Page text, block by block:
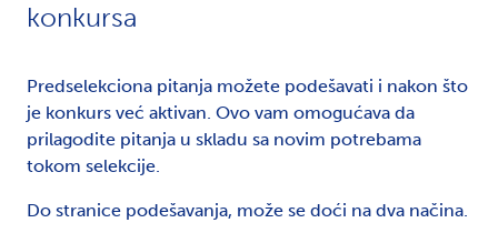
konkursa
Predselekciona pitanja možete podešavati i nakon što
je konkurs već aktivan. Ovo vam omogućava da
prilagodite pitanja u skladu sa novim potrebama
tokom selekcije.
Do stranice podešavanja, može se doći na dva načina.